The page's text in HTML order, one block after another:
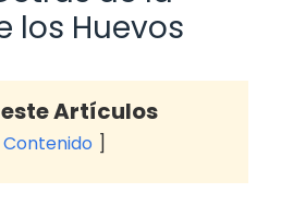
los Huevos
Artículos